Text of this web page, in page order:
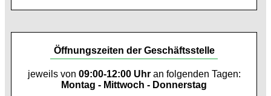
Öffnungszeiten der Geschäftsstelle
jeweils von 09:00-12:00 Uhran folgenden Tagen:
Montag - Mittwoch - Donnerstag